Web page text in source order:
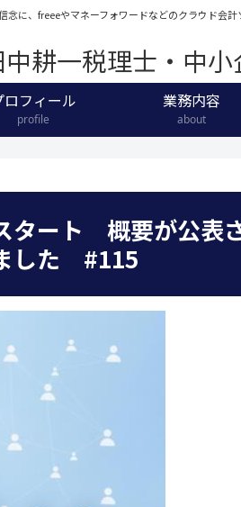
に、freeeやマネーフォワードなどのクラウド会
中耕一税理士・中
ロフィール
profile
業務内容
about
タート 概要が公表
した #115